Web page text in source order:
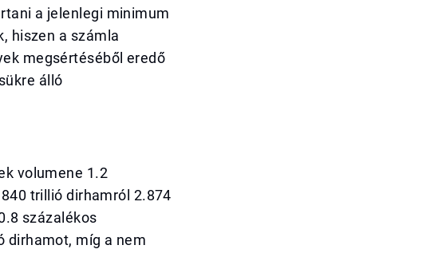
a jelenlegi minimum
hiszen a számla
megsértéséből eredő
álló
volumene 1.2
trillió dirhamról 2.874
százalékos
dirhamot, míg a nem